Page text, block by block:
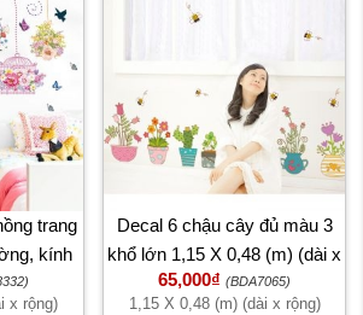
trang
kính
x rộng)
Decal 6 chậu cây đủ màu 3
khổ lớn 1,15 X 0,48 (m) (dài x
rộng)
65,000₫ (BDA7065)
1,15 X 0,48 (m) (dài x rộng)